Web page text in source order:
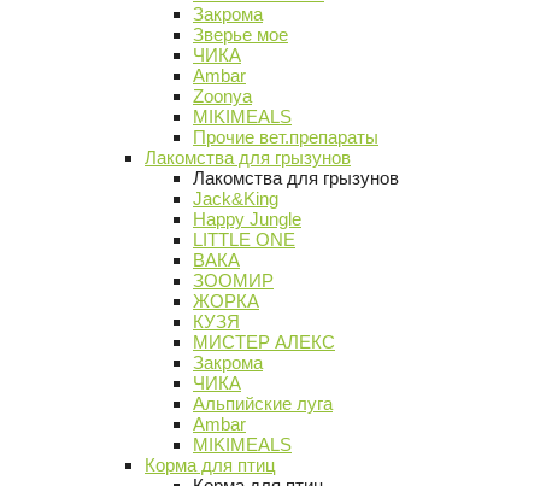
Закрома
Зверье мое
ЧИКА
Ambar
Zoonya
MIKIMEALS
Прочие вет.препараты
Лакомства для грызунов
Лакомства для грызунов
Jack&King
Happy Jungle
LITTLE ONE
ВАКА
ЗООМИР
ЖОРКА
КУЗЯ
МИСТЕР АЛЕКС
Закрома
ЧИКА
Альпийские луга
Ambar
MIKIMEALS
Корма для птиц